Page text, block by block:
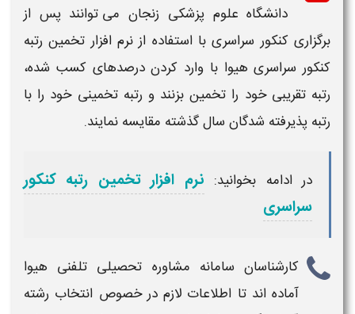
دانشگاه علوم پزشکی زنجانمی توانند پس از
برگزاری کنکور سراسری با استفاده از نرم افزار تخمینرتبه
کنکور سراسری هیوابا وارد کردن درصدهای کسب شده،
رتبهتقریبی خود را تخمین بزنند و رتبه تخمینی خود را با
رتبهپذیرفته شدگان سال گذشته مقایسه نمایند.
در ادامه بخوانید:نرم افزار تخمین رتبه کنکور
سراسری
کارشناسان سامانه مشاوره تحصیلی تلفنی هیوا
آماده اند تا اطلاعات لازم در خصوص انتخاب رشته